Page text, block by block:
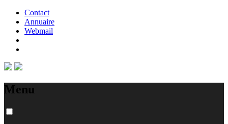
Contact
Annuaire
Webmail
Menu